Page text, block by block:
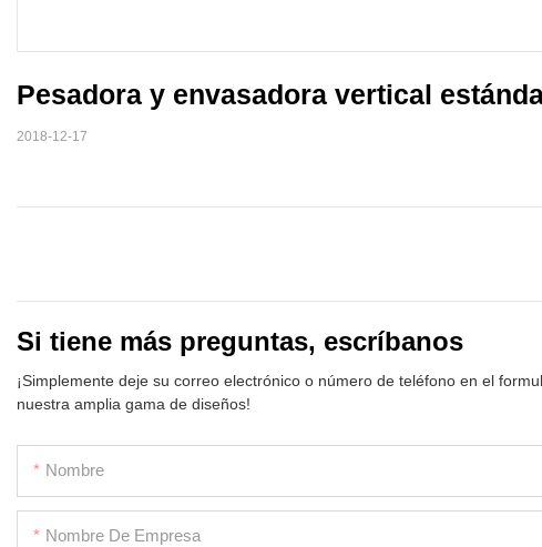
Pesadora y envasadora vertical
2018-12-17
Si tiene más preguntas, escríbanos
¡Simplemente deje su correo electrónico o número de teléfono en el
nuestra amplia gama de diseños!
Nombre
Nombre De Empresa